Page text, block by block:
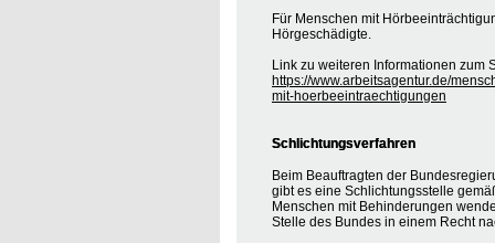
Für Menschen mit
Hörgeschädigte.
Link zu weiteren Informationen zum
https://www.arbeitsagentur.de/
mit-hoerbeeintraechtigungen
Schlichtungsverfahren
Beim Beauftragten der
gibt es eine Schlichtungsstelle
Menschen mit Behinderungen
Stelle des Bundes in einem Recht